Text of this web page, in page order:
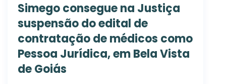
Simego consegue na Justiça
suspensão do edital de
contratação de médicos como
Pessoa Jurídica, em Bela Vista
de Goiás